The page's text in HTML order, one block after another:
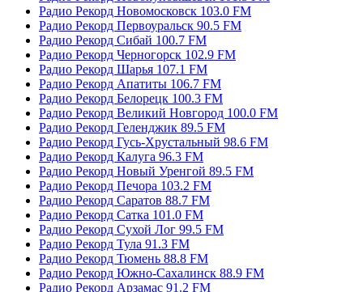
Радио Рекорд Новомосковск 103.0 FM
Радио Рекорд Первоуральск 90.5 FM
Радио Рекорд Сибай 100.7 FM
Радио Рекорд Черногорск 102.9 FM
Радио Рекорд Шарья 107.1 FM
Радио Рекорд Апатиты 106.7 FM
Радио Рекорд Белорецк 100.3 FM
Радио Рекорд Великий Новгород 100.0 FM
Радио Рекорд Геленджик 89.5 FM
Радио Рекорд Гусь-Хрустальный 98.6 FM
Радио Рекорд Калуга 96.3 FM
Радио Рекорд Новый Уренгой 89.5 FM
Радио Рекорд Печора 103.2 FM
Радио Рекорд Саратов 88.7 FM
Радио Рекорд Сатка 101.0 FM
Радио Рекорд Сухой Лог 99.5 FM
Радио Рекорд Тула 91.3 FM
Радио Рекорд Тюмень 88.8 FM
Радио Рекорд Южно-Сахалинск 88.9 FM
Радио Рекорд Арзамас 91.2 FM